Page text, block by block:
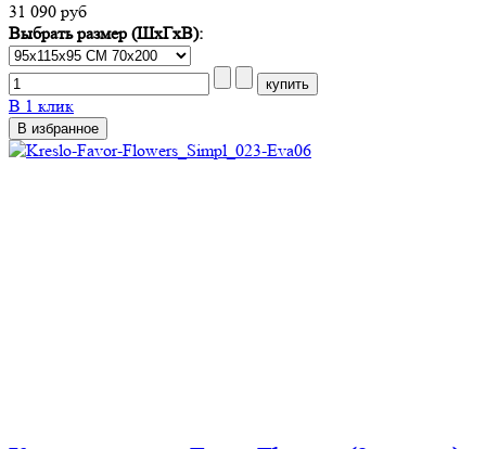
31 090 руб
Выбрать размер (ШхГхВ):
В 1 клик
В избранное